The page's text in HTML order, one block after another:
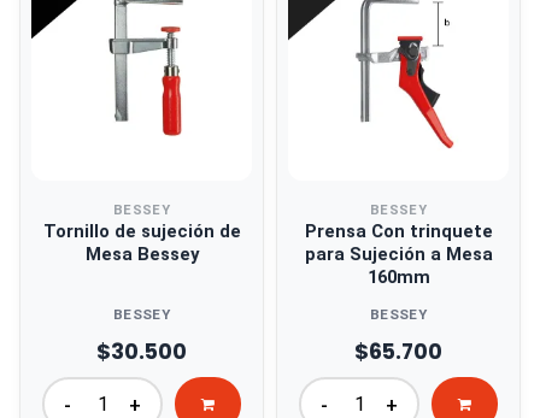
BESSEY
Tornillo de sujeción de
Mesa Bessey
BESSEY
$30.500
- +
BESSEY
Prensa Con trinquete
para Sujeción a Mesa
160mm
BESSEY
$65.700
- +